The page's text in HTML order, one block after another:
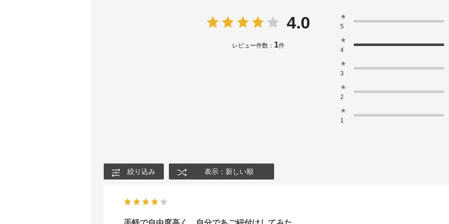
4.0
レビュー件数： 1件
★
5
★
4
★
3
★
2
★
1
絞り込み 表示：新しい順